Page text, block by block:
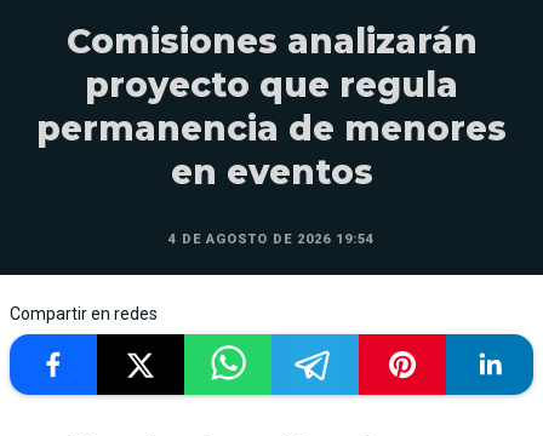
Comisiones analizarán
proyecto que regula
permanencia de menores
en eventos
4 DE AGOSTO DE 2026 19:54
Compartir en redes